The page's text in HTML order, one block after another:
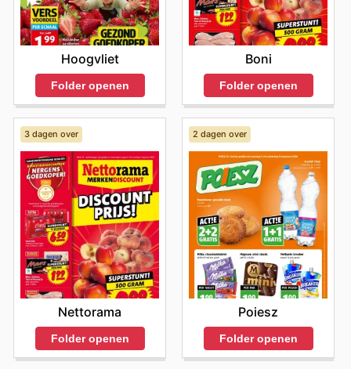
weloverwogen en economische keuzes voor hun
gezondheid. Visit Gezond & Wel's website today to
explore the best deals and start saving now.
Hoogvliet
Folder openen
Boni
Folder openen
3 dagen over
Nettorama
Folder openen
2 dagen over
Poiesz
Folder openen